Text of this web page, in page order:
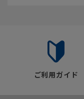
ご利用ガイド